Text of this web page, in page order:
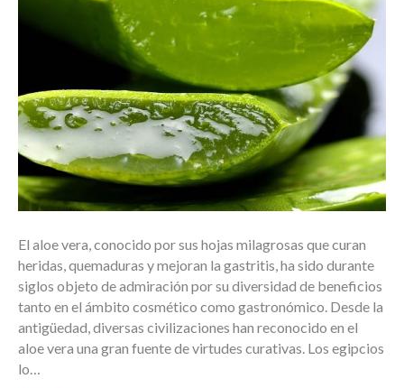
El aloe vera, conocido por sus hojas milagrosas que curan
heridas, quemaduras y mejoran la gastritis, ha sido durante
siglos objeto de admiración por su diversidad de beneficios
tanto en el ámbito cosmético como gastronómico. Desde la
antigüedad, diversas civilizaciones han reconocido en el
aloe vera una gran fuente de virtudes curativas. Los egipcios
lo…